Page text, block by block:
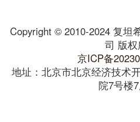
Copyright © 2010-2024 复坦
司 版
京ICP备
地址：北京市北京经济技术
院7号楼